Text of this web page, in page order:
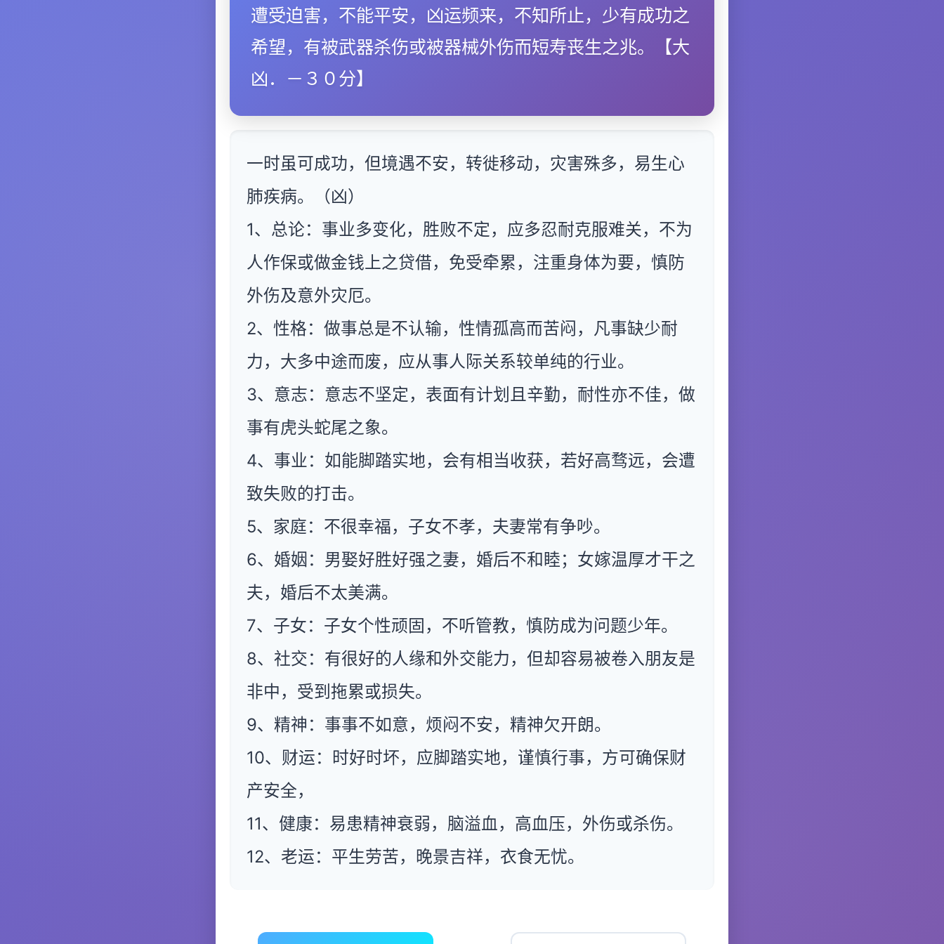
遭受迫害，不能平安，凶运频来，不知所止，少有成功之
希望，有被武器杀伤或被器械外伤而短寿丧生之兆。【大
凶．－３０分】
一时虽可成功，但境遇不安，转徙移动，灾害殊多，易生心
肺疾病。（凶）
1、总论：事业多变化，胜败不定，应多忍耐克服难关，不为
人作保或做金钱上之贷借，免受牵累，注重身体为要，慎防
外伤及意外灾厄。
2、性格：做事总是不认输，性情孤高而苦闷，凡事缺少耐
力，大多中途而废，应从事人际关系较单纯的行业。
3、意志：意志不坚定，表面有计划且辛勤，耐性亦不佳，做
事有虎头蛇尾之象。
4、事业：如能脚踏实地，会有相当收获，若好高骛远，会遭
致失败的打击。
5、家庭：不很幸福，子女不孝，夫妻常有争吵。
6、婚姻：男娶好胜好强之妻，婚后不和睦；女嫁温厚才干之
夫，婚后不太美满。
7、子女：子女个性顽固，不听管教，慎防成为问题少年。
8、社交：有很好的人缘和外交能力，但却容易被卷入朋友是
非中，受到拖累或损失。
9、精神：事事不如意，烦闷不安，精神欠开朗。
10、财运：时好时坏，应脚踏实地，谨慎行事，方可确保财
产安全，
11、健康：易患精神衰弱，脑溢血，高血压，外伤或杀伤。
12、老运：平生劳苦，晚景吉祥，衣食无忧。